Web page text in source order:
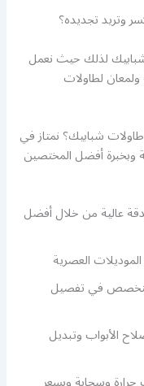
وتريد تجديده؟
لذلك حيث نعمل
ولمعان لطاولات
شبابيك؟ نمتاز في
وبخبرة أفضل المختصين
عالية من خلال أفضل
العصرية
في تفصيل
الأبواب وتبديل